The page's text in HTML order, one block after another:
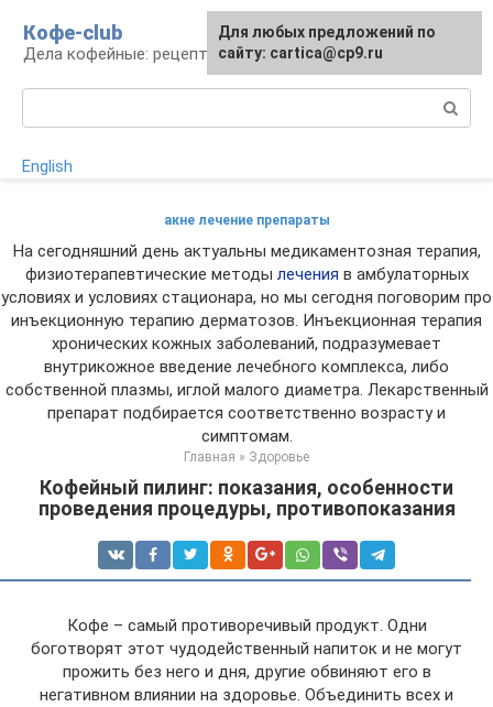
контенту
Кофе-club
Дела кофейные: рецепты и приготовление
English
акне лечение препараты
На сегодняшний день актуальны медикаментозная терапия,
физиотерапевтические методы лечения в амбулаторных
условиях и условиях стационара, но мы сегодня поговорим про
инъекционную терапию дерматозов. Инъекционная терапия
хронических кожных заболеваний, подразумевает
внутрикожное введение лечебного комплекса, либо
собственной плазмы, иглой малого диаметра. Лекарственный
препарат подбирается соответственно возрасту и
симптомам.
Главная » Здоровье
Кофейный пилинг: показания, особенности
проведения процедуры, противопоказания
Кофе – самый противоречивый продукт. Одни
боготворят этот чудодейственный напиток и не могут
прожить без него и дня, другие обвиняют его в
негативном влиянии на здоровье. Объединить всех и
Для любых предложений по
сайту: cartica@cp9.ru